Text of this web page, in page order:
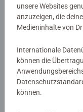
Richtlinien für
unsere Websites
anzuzeigen, die
Medieninhalte von
Internationale
können die
können.